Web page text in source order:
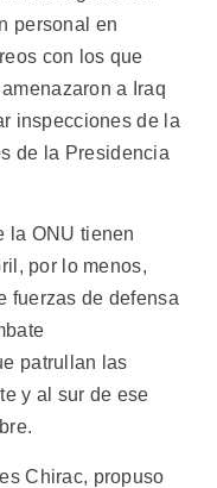
personal en
con los que
a Iraq
inspecciones de la
de la Presidencia
la ONU tienen
por lo menos,
fuerzas de defensa
patrullan las
y al sur de ese
Chirac, propuso